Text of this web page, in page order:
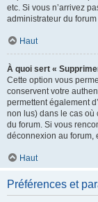
etc. Si vous n’arrivez
administrateur du
Haut
À quoi sert «
Cette option vous
conservent votre
permettent également
non lus) dans le cas où
du forum. Si vous
déconnexion au forum,
Haut
Préférences et